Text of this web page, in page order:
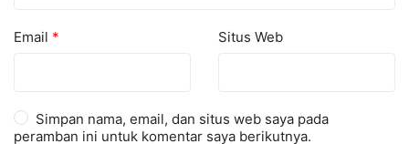
Email * Situs Web
Simpan nama, email, dan situs web saya pada
peramban ini untuk komentar saya berikutnya.